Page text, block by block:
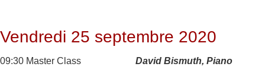
Vendredi 25 septembre 2020
09:30 Master Class David Bismuth, Piano